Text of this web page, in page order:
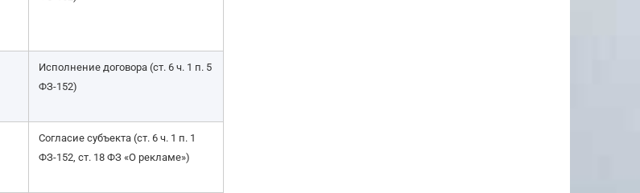
Исполнение договора (ст. 6 ч. 1 п. 5
ФЗ-152)
Согласие субъекта (ст. 6 ч. 1 п. 1
ФЗ-152, ст. 18 ФЗ «О рекламе»)